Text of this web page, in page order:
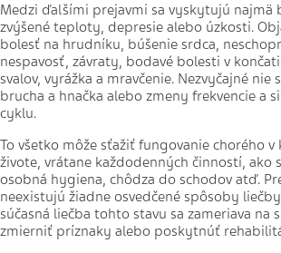
Medzi ďalšími prejavmi sa vyskytujú najmä
zvýšené teploty, depresie alebo úzkosti.
bolesť na hrudníku, búšenie srdca,
nespavosť, závraty, bodavé bolesti v
svalov, vyrážka a mravčenie. Nezvyčajné nie
brucha a hnačka alebo zmeny frekvencie a
cyklu.
To všetko môže sťažiť fungovanie chorého
živote, vrátane každodenných činností, ako
osobná hygiena, chôdza do schodov atď.
neexistujú žiadne osvedčené spôsoby
súčasná liečba tohto stavu sa zameriava na
zmierniť príznaky alebo poskytnúť